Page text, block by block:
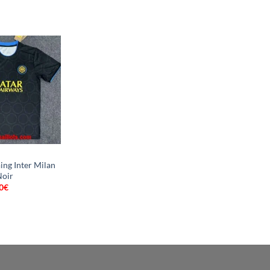
Inter Milan
€